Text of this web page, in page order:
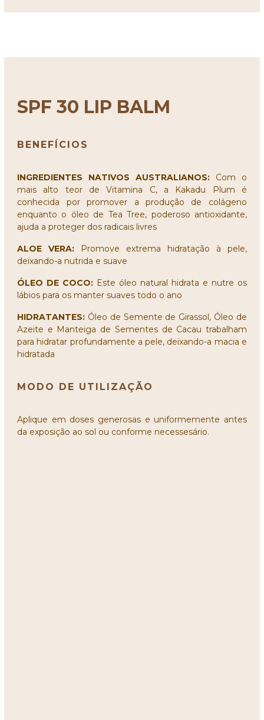
SPF 30 LIP BALM
BENEFÍCIOS
INGREDIENTES NATIVOS AUSTRALIANOS: Com o
mais alto teor de Vitamina C, a Kakadu Plum é
conhecida por promover a produção de colágeno
enquanto o óleo de Tea Tree, poderoso antioxidante,
ajuda a proteger dos radicais livres
ALOE VERA: Promove extrema hidratação à pele,
deixando-a nutrida e suave
ÓLEO DE COCO: Este óleo natural hidrata e nutre os
lábios para os manter suaves todo o ano
HIDRATANTES: Óleo de Semente de Girassol, Óleo de
Azeite e Manteiga de Sementes de Cacau trabalham
para hidratar profundamente a pele, deixando-a macia e
hidratada
MODO DE UTILIZAÇÃO
Aplique em doses generosas e uniformemente antes
da exposição ao sol ou conforme necessesário.